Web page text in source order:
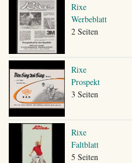
Rixe
Werbeblatt
2 Seiten
Rixe
Prospekt
3 Seiten
Rixe
Faltblatt
5 Seiten